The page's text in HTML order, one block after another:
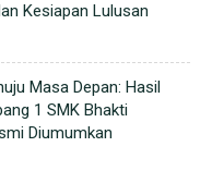
Kesiapan Lulusan
Masa Depan: Hasil
1 SMK Bhakti
Diumumkan